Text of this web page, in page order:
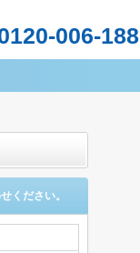
006-188
ください。